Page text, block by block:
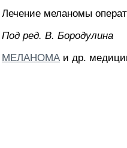
Лечение меланомы
Пoд peд. B. Бopoдyлинa
МЕЛАНОМА и др.